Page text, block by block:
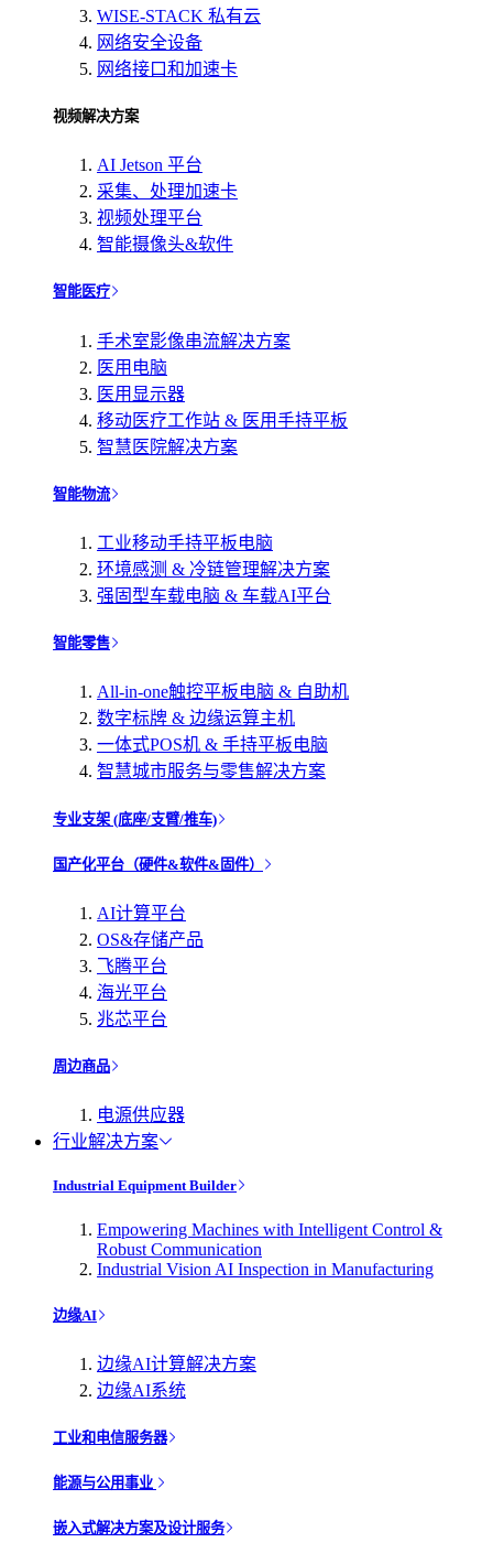
WISE-STACK 私有云
网络安全设备
网络接口和加速卡
视频解决方案
AI Jetson 平台
采集、处理加速卡
视频处理平台
智能摄像头&软件
智能医疗
手术室影像串流解决方案
医用电脑
医用显示器
移动医疗工作站 & 医用手持平板
智慧医院解决方案
智能物流
工业移动手持平板电脑
环境感测 & 冷链管理解决方案
强固型车载电脑 & 车载AI平台
智能零售
All-in-one触控平板电脑 & 自助机
数字标牌 & 边缘运算主机
一体式POS机 & 手持平板电脑
智慧城市服务与零售解决方案
专业支架 (底座/支臂/推车)
国产化平台（硬件&软件&固件）
AI计算平台
OS&存储产品
飞腾平台
海光平台
兆芯平台
周边商品
电源供应器
行业解决方案
Industrial Equipment Builder
Empowering Machines with Intelligent Control &
Robust Communication
Industrial Vision AI Inspection in Manufacturing
边缘AI
边缘AI计算解决方案
边缘AI系统
工业和电信服务器
能源与公用事业
嵌入式解决方案及设计服务